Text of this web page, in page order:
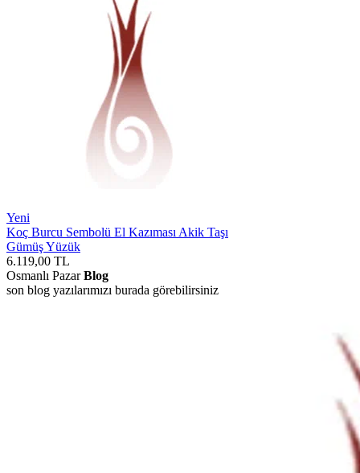
Yeni
Koç Burcu Sembolü El Kazıması Akik Taşı
Gümüş Yüzük
6.119,00 TL
Osmanlı PazarBlog
son blog yazılarımızı burada görebilirsiniz